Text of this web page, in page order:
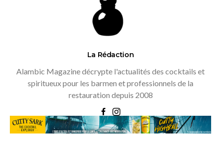
La Rédaction
Alambic Magazine décrypte l'actualités des cocktails et
spiritueux pour les barmen et professionnels de la
restauration depuis 2008